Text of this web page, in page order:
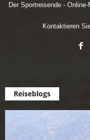
Der Sportreisende -
Kontaktieren
Reiseblogs